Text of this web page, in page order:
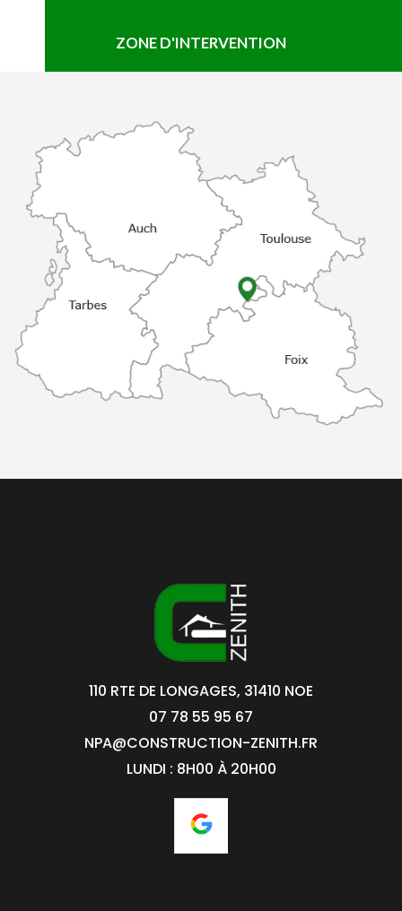
110 RTE DE LONGAGES, 31410 NOE
07 78 55 95 67
NPA@CONSTRUCTION-ZENITH.FR
LUNDI : 8H00 À 20H00
ZONE D'INTERVENTION